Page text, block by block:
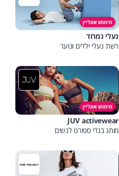
מימוש אונליין
נעלי נמרוד
רשת נעלי ילדים ונוער
מימוש אונליין
JUV activewear
מותג בגדי ספורט לנשים